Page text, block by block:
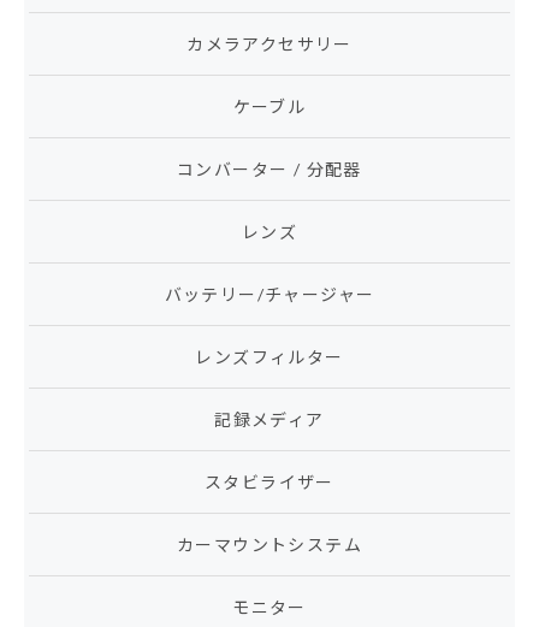
カメラアクセサリー
ケーブル
コンバーター / 分配器
レンズ
バッテリー/チャージャー
レンズフィルター
記録メディア
スタビライザー
カーマウントシステム
モニター